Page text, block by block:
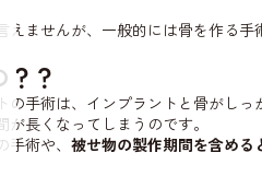
ませんが、一般的には骨を作る
？
手術は、インプラントと骨がしっ
長くなってしまうのです。
術や、 被せ物の製作期間を含める